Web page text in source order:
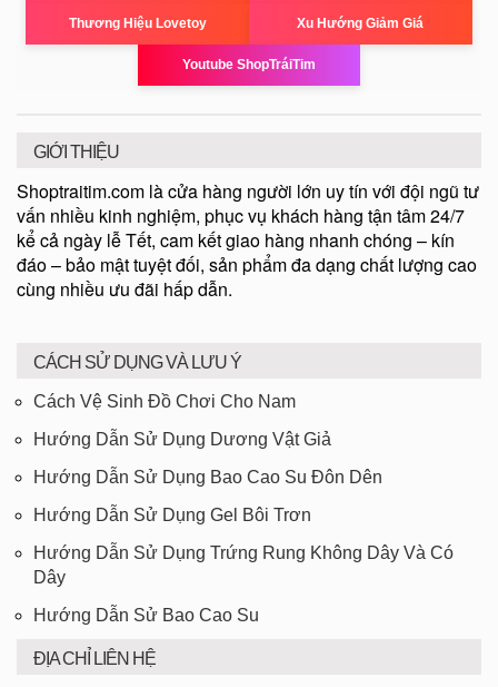
Thương Hiệu Lovetoy Xu Hướng Giảm Giá
Youtube ShopTráiTim
GIỚI THIỆU
Shoptraitim.com là cửa hàng người lớn uy tín với đội ngũ tư
vấn nhiều kinh nghiệm, phục vụ khách hàng tận tâm 24/7
kể cả ngày lễ Tết, cam kết giao hàng nhanh chóng – kín
đáo – bảo mật tuyệt đối, sản phẩm đa dạng chất lượng cao
cùng nhiều ưu đãi hấp dẫn.
CÁCH SỬ DỤNG VÀ LƯU Ý
Cách Vệ Sinh Đồ Chơi Cho Nam
Hướng Dẫn Sử Dụng Dương Vật Giả
Hướng Dẫn Sử Dụng Bao Cao Su Đôn Dên
Hướng Dẫn Sử Dụng Gel Bôi Trơn
Hướng Dẫn Sử Dụng Trứng Rung Không Dây Và Có
Dây
Hướng Dẫn Sử Bao Cao Su
ĐỊA CHỈ LIÊN HỆ